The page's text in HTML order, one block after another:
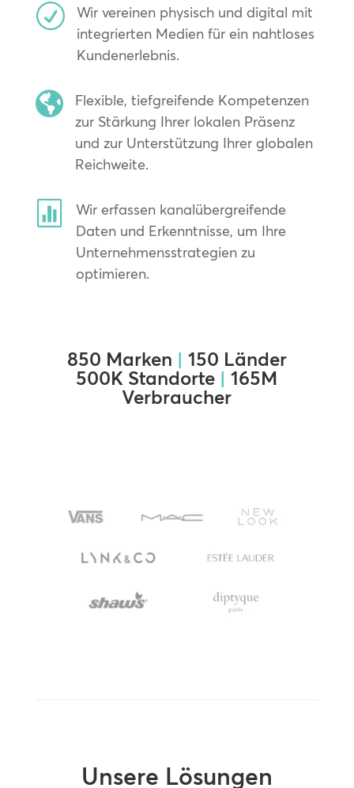
R
Wir vereinen physisch und digital mit
integrierten Medien für ein nahtloses
Kundenerlebnis.

Flexible, tiefgreifende Kompetenzen
zur Stärkung Ihrer lokalen Präsenz
und zur Unterstützung Ihrer globalen
Reichweite.

Wir erfassen kanalübergreifende
Daten und Erkenntnisse, um Ihre
Unternehmensstrategien zu
optimieren.
850 Marken | 150 Länder
500K Standorte | 165M
Verbraucher
Unsere Lösungen